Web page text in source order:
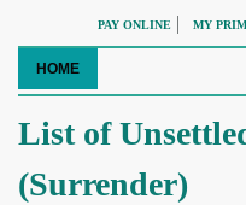
PAY ONLINE MY
HOME
List of
(Surrender)